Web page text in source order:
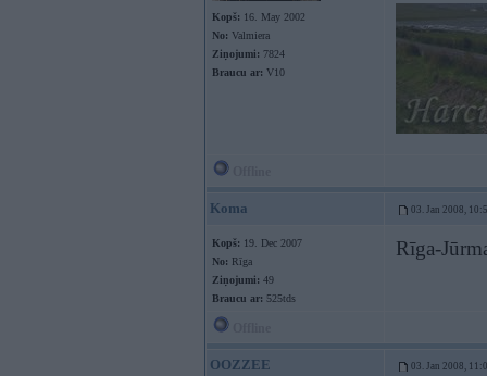
Kopš: 16. May 2002
No: Valmiera
Ziņojumi: 7824
Braucu ar: V10
Koma 03. Jan 2008,
Kopš: 19. Dec 2007
No: Rīga
Ziņojumi: 49
Braucu ar: 525tds
Rīga-
OOZZEE 03. Jan 2008,